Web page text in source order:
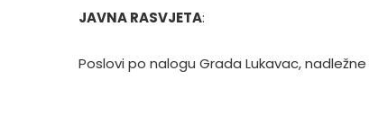
JAVNA RASVJETA:
Poslovi po nalogu Grada Lukavac, nadležne